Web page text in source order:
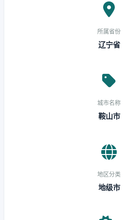
所属省份
辽宁省
城市名称
鞍山市
地区分类
地级市